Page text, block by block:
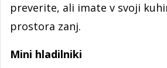
preverite, ali imate v svoji
prostora zanj.
Mini hladilniki